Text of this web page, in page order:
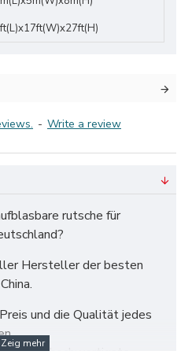
- Write a review
rutsche für
Hersteller der besten
und die Qualität jedes
das hochwertigste